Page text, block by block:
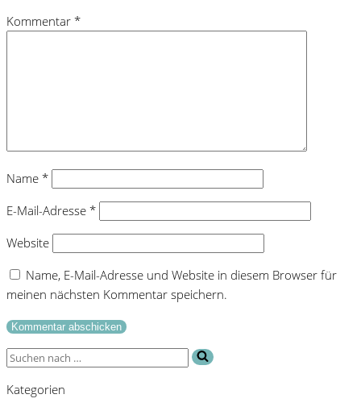
Kommentar *
Name *
E-Mail-Adresse *
Website
Name, E-Mail-Adresse und Website in diesem Browser für
meinen nächsten Kommentar speichern.
Suchen
Kategorien